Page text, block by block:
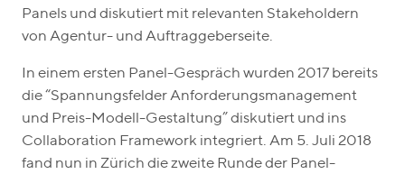
Panels und diskutiert mit relevanten Stakeholdern
von Agentur- und Auftraggeberseite.
In einem ersten Panel-Gespräch wurden 2017 bereits
die “Spannungsfelder Anforderungsmanagement
und Preis-Modell-Gestaltung” diskutiert und ins
Collaboration Framework integriert. Am 5. Juli 2018
fand nun in Zürich die zweite Runde der Panel-